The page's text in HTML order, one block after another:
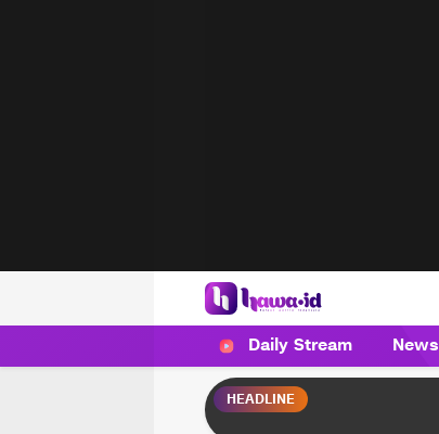
HAWA
Haluan Wanita Indonesia
Daily Stream News
HEADLINE